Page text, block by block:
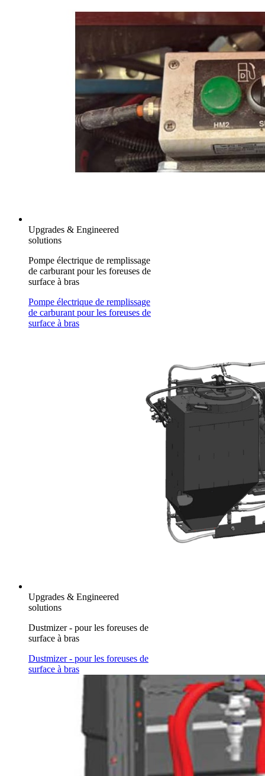
Upgrades & Engineered
solutions
Pompe électrique de remplissage
de carburant pour les foreuses de
surface à bras
Pompe électrique de remplissage
de carburant pour les foreuses de
surface à bras
Upgrades & Engineered
solutions
Dustmizer - pour les foreuses de
surface à bras
Dustmizer - pour les foreuses de
surface à bras